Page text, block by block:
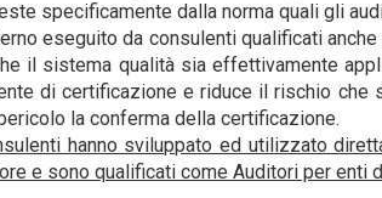
specificamente dalla norma quali gli
eseguito da consulenti qualificati
il sistema qualità sia effettivamente
di certificazione e riduce il rischio che
la conferma della certificazione.
hanno sviluppato ed utilizzato
e sono qualificati come Auditori per enti